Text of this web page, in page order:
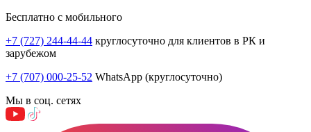
Бесплатно с мобильного
+7 (727) 244-44-44 круглосуточно для клиентов в РК и
зарубежом
+7 (707) 000-25-52 WhatsApp (круглосуточно)
Мы в соц. сетях